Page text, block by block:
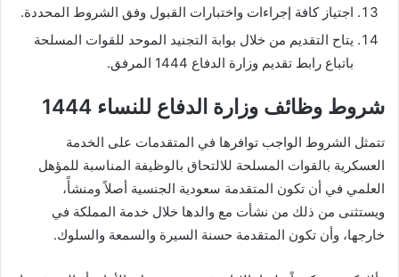
اجتياز كافة إجراءات واختبارات القبول وفق الشروط المحددة.
يتاح التقديم من خلال بوابة التجنيد الموحد للقوات المسلحة
باتباع رابط تقديم وزارة الدفاع 1444 المرفق.
شروط وظائف وزارة الدفاع للنساء 1444
تتمثل الشروط الواجب توافرها في المتقدمات على الخدمة
العسكرية بالقوات المسلحة للالتحاق بالوظيفة المناسبة للمؤهل
العلمي في أن تكون المتقدمة سعودية الجنسية أصلاً ومنشأً،
ويستثنى من ذلك من نشأت مع والدها خلال خدمة المملكة في
خارجها، وأن تكون المتقدمة حسنة السيرة والسمعة والسلوك.